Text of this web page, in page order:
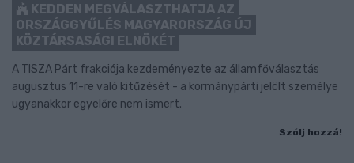
KEDDEN MEGVÁLASZTHATJA AZ
ORSZÁGGYŰLÉS MAGYARORSZÁG ÚJ
KÖZTÁRSASÁGI ELNÖKÉT
A TISZA Párt frakciója kezdeményezte az államfőválasztás
augusztus 11-re való kitűzését - a kormánypárti jelölt személye
ugyanakkor egyelőre nem ismert.
Szólj hozzá!